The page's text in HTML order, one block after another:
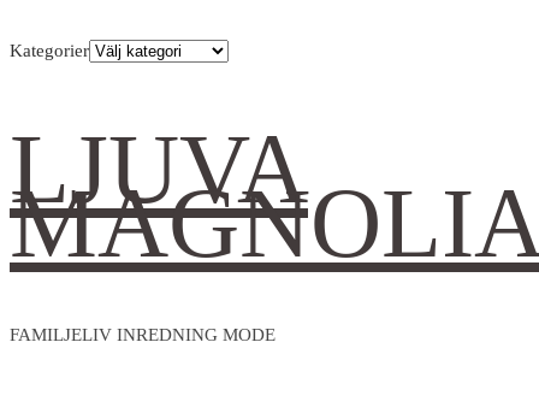
Kategorier
LJUVA
FAMILJELIV INREDNING MODE